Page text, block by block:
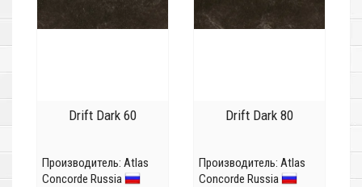
Drift Dark 60
Производитель: Atlas
Concorde Russia
Drift Dark 80
Производитель: Atlas
Concorde Russia